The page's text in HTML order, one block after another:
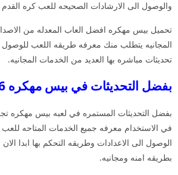
والوصول الى الارشادات الصحيحه للعب كره القدم
تحميل بيس مهكره افضل العاب المعدله من
المجانيه يتطلب منك معرفه طريقه اللعب للوصول
تحديثات مباشره بها العديد من الخدمات المجانيه.
بفضل التحديثات في بيس مهكره 2026
بفضل التحديثات المستمره في لعبه بيس مهكره
في الاستخدام معرفه جميع الخدمات المتاحه
الوصول الى الاعدادات وطريقه التحكم بها ابدا
بطريقه امنه ومجانيه.